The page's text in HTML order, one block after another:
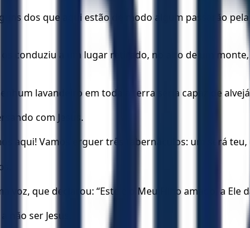
dos que aqui estão de modo algum passarão
os conduziu a um lugar retirado, no alto de um
lavandeiro em toda a terra seria capaz de alvejá-
com Jesus.
aqui! Vamos erguer três tabernáculos: um será
que declarou: “Este é o Meu Filho amado, a Ele
ser Jesus.